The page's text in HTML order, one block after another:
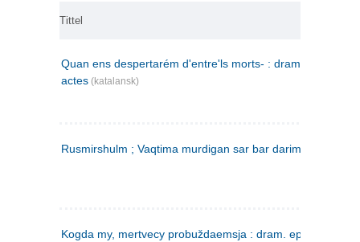
Tittel
Quan ens despertarém d'entre'ls morts- : drama en tres
actes (katalansk)
Rusmirshulm ; Vaqtima murdigan sar bar darim
Kogda my, mertvecy probuždaemsja : dram. epilog v 3 d